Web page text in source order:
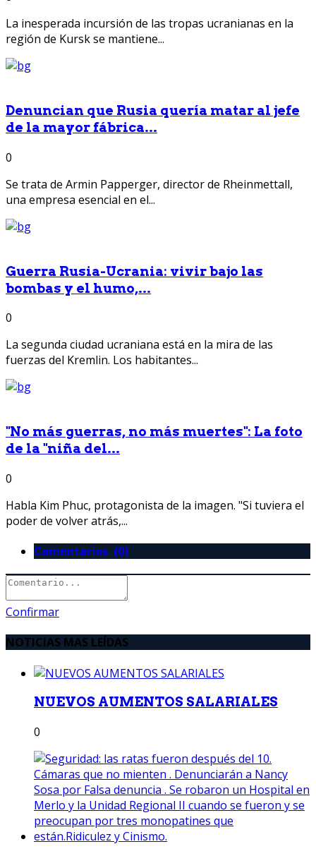
La inesperada incursión de las tropas ucranianas en la
región de Kursk se mantiene...
Denuncian que Rusia quería matar al jefe
de la mayor fábrica...
0
Se trata de Armin Papperger, director de Rheinmettall,
una empresa esencial en el...
Guerra Rusia-Ucrania: vivir bajo las
bombas y el humo,...
0
La segunda ciudad ucraniana está en la mira de las
fuerzas del Kremlin. Los habitantes...
"No más guerras, no más muertes": La foto
de la "niña del...
0
Habla Kim Phuc, protagonista de la imagen. "Si tuviera el
poder de volver atrás,...
Comentarios (0)
Confirmar
NOTICIAS MAS LEÍDAS
NUEVOS AUMENTOS SALARIALES
0